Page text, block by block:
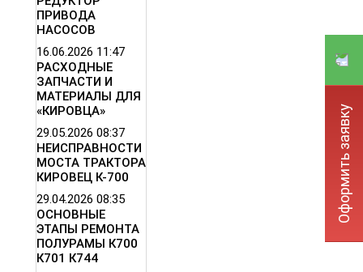
ПРИВОДА
НАСОСОВ
16.06.2026 11:47
РАСХОДНЫЕ
ЗАПЧАСТИ И
МАТЕРИАЛЫ ДЛЯ
«КИРОВЦА»
29.05.2026 08:37
НЕИСПРАВНОСТИ
МОСТА ТРАКТОРА
КИРОВЕЦ К-700
29.04.2026 08:35
ОСНОВНЫЕ
ЭТАПЫ РЕМОНТА
ПОЛУРАМЫ К700
К701 К744
Оформить заявку